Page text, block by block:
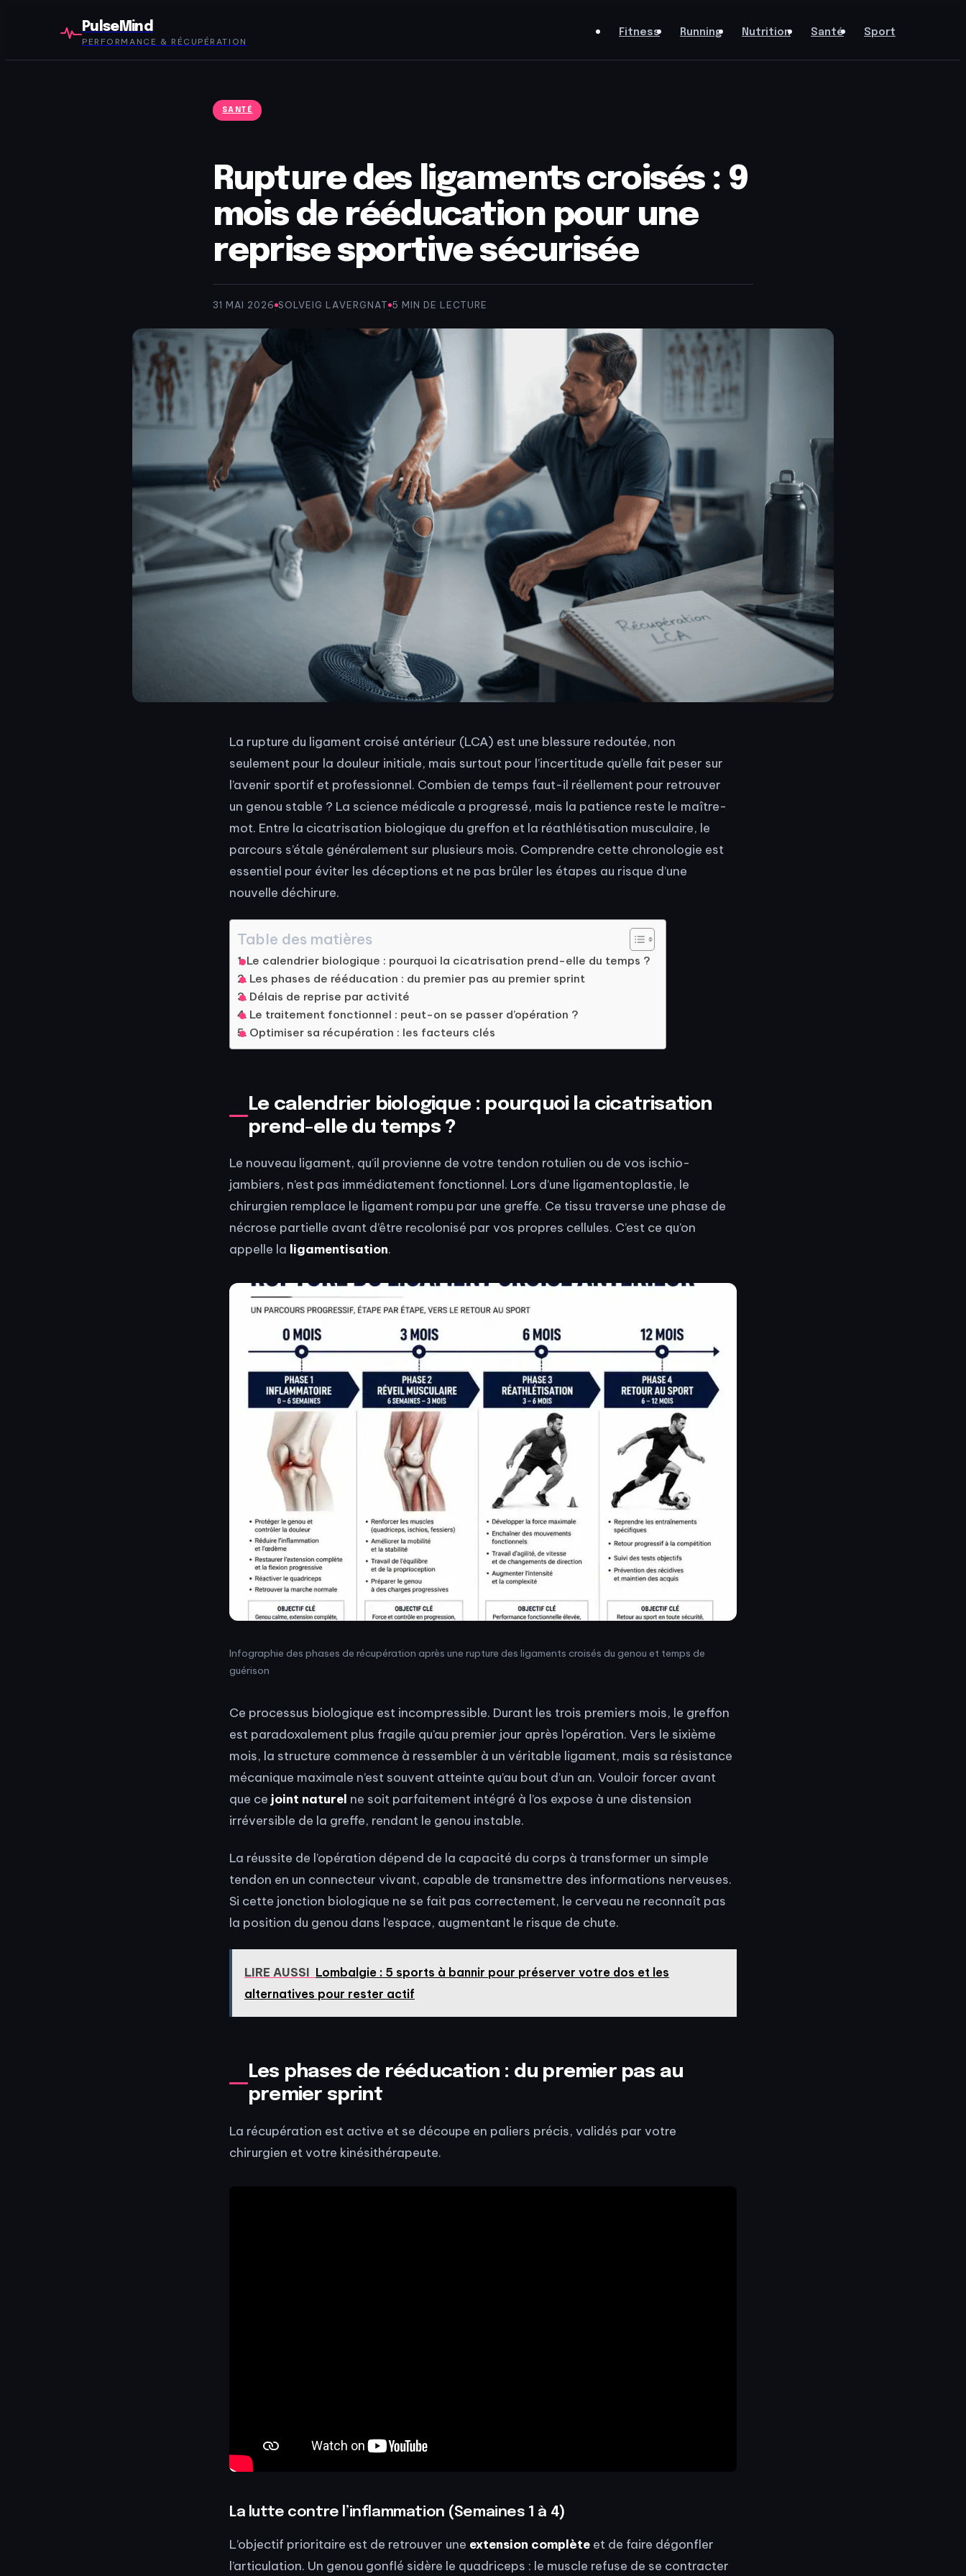
PulseMind
PERFORMANCE & RÉCUPÉRATION
Fitness Running Nutrition Santé Sport
SANTÉ
Rupture des ligaments croisés : 9
mois de rééducation pour une
reprise sportive sécurisée
31 MAI 2026·SOLVEIG LAVERGNAT·5 MIN DE LECTURE
La rupture du ligament croisé antérieur (LCA) est une blessure redoutée, non
seulement pour la douleur initiale, mais surtout pour l’incertitude qu’elle fait peser sur
l’avenir sportif et professionnel. Combien de temps faut-il réellement pour retrouver
un genou stable ? La science médicale a progressé, mais la patience reste le maître-
mot. Entre la cicatrisation biologique du greffon et la réathlétisation musculaire, le
parcours s’étale généralement sur plusieurs mois. Comprendre cette chronologie est
essentiel pour éviter les déceptions et ne pas brûler les étapes au risque d’une
nouvelle déchirure.
Table des matières
Le calendrier biologique : pourquoi la cicatrisation prend-elle du temps ?
Les phases de rééducation : du premier pas au premier sprint
Délais de reprise par activité
Le traitement fonctionnel : peut-on se passer d’opération ?
Optimiser sa récupération : les facteurs clés
Le calendrier biologique : pourquoi la cicatrisation
prend-elle du temps ?
Le nouveau ligament, qu’il provienne de votre tendon rotulien ou de vos ischio-
jambiers, n’est pas immédiatement fonctionnel. Lors d’une ligamentoplastie, le
chirurgien remplace le ligament rompu par une greffe. Ce tissu traverse une phase de
nécrose partielle avant d’être recolonisé par vos propres cellules. C’est ce qu’on
appelle la ligamentisation.
Infographie des phases de récupération après une rupture des ligaments croisés du genou et temps de
guérison
Ce processus biologique est incompressible. Durant les trois premiers mois, le greffon
est paradoxalement plus fragile qu’au premier jour après l’opération. Vers le sixième
mois, la structure commence à ressembler à un véritable ligament, mais sa résistance
mécanique maximale n’est souvent atteinte qu’au bout d’un an. Vouloir forcer avant
que ce joint naturel ne soit parfaitement intégré à l’os expose à une distension
irréversible de la greffe, rendant le genou instable.
La réussite de l’opération dépend de la capacité du corps à transformer un simple
tendon en un connecteur vivant, capable de transmettre des informations nerveuses.
Si cette jonction biologique ne se fait pas correctement, le cerveau ne reconnaît pas
la position du genou dans l’espace, augmentant le risque de chute.
LIRE AUSSI Lombalgie : 5 sports à bannir pour préserver votre dos et les
alternatives pour rester actif
Les phases de rééducation : du premier pas au
premier sprint
La récupération est active et se découpe en paliers précis, validés par votre
chirurgien et votre kinésithérapeute.
La lutte contre l’inflammation (Semaines 1 à 4)
L’objectif prioritaire est de retrouver une extension complète et de faire dégonfler
l’articulation. Un genou gonflé sidère le quadriceps : le muscle refuse de se contracter